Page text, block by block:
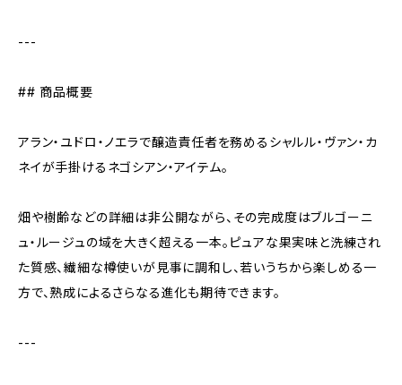
---
## 商品概要
アラン・ユドロ・ノエラで醸造責任者を務めるシャルル・ヴァン・カ
ネイが手掛けるネゴシアン・アイテム。
畑や樹齢などの詳細は非公開ながら、その完成度はブルゴーニ
ュ・ルージュの域を大きく超える一本。ピュアな果実味と洗練され
た質感、繊細な樽使いが見事に調和し、若いうちから楽しめる一
方で、熟成によるさらなる進化も期待できます。
---